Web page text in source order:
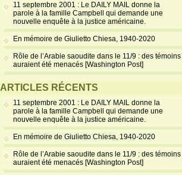
11 septembre 2001 : Le DAILY MAIL donne la
parole à la famille Campbell qui demande une
nouvelle enquête à la justice américaine.
En mémoire de Giulietto Chiesa, 1940-2020
Rôle de l’Arabie saoudite dans le 11/9 : des témoins
auraient été menacés [Washington Post]
ARTICLES RÉCENTS
11 septembre 2001 : Le DAILY MAIL donne la
parole à la famille Campbell qui demande une
nouvelle enquête à la justice américaine.
En mémoire de Giulietto Chiesa, 1940-2020
Rôle de l’Arabie saoudite dans le 11/9 : des témoins
auraient été menacés [Washington Post]